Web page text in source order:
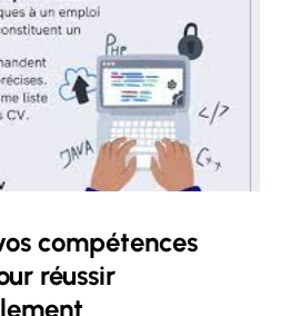
compétences
réussir